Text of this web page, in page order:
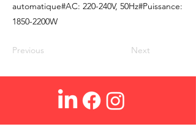
automatique#AC: 220-240V, 50Hz#Puissance:
1850-2200W
Previous Next